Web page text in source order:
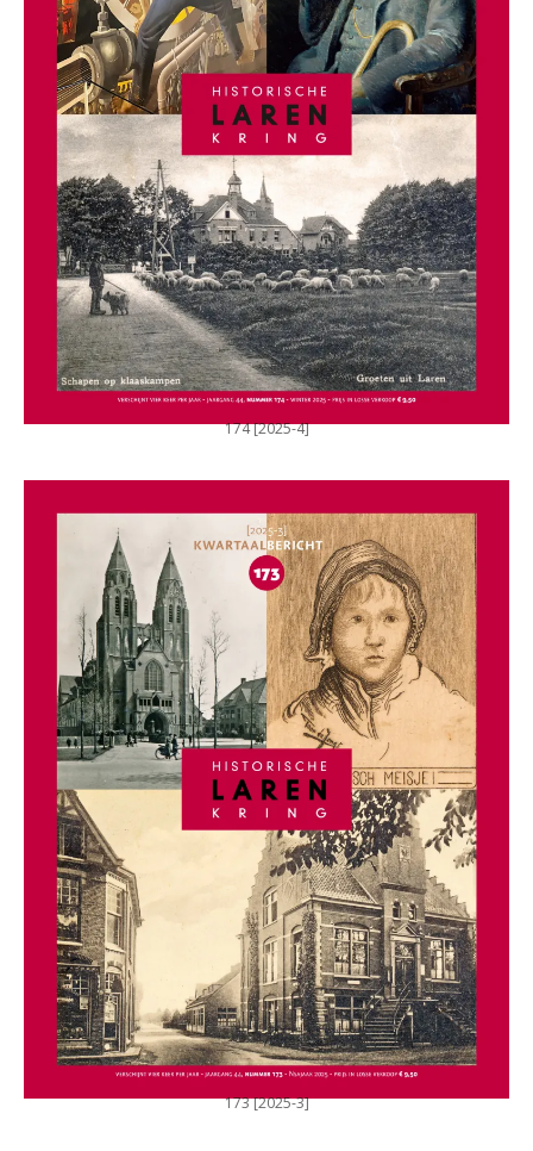
174 [2025-4]
173 [2025-3]